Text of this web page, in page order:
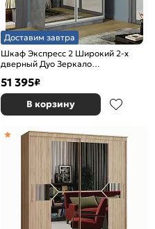
Доставим завтра
Шкаф Экспресс 2 Широкий 2-х
дверный Дуо Зеркало
1800*2400*600
51 395₽
В корзину